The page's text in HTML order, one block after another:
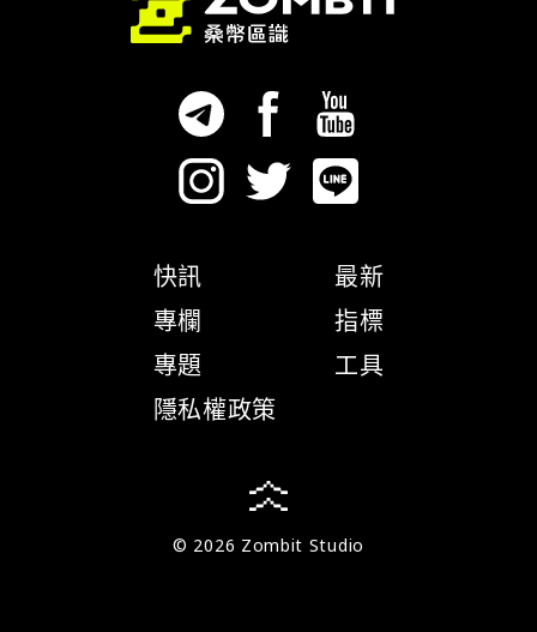
快訊
專欄
專題
隱私權政策
最新
指標
工具
© 2026 Zombit Studio